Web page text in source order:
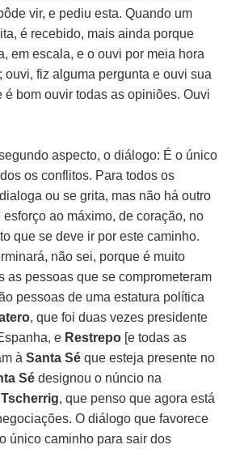
vir, e pediu esta. Quando um
é recebido, mais ainda porque
em escala, e o ouvi por meia hora
ouvi, fiz alguma pergunta e ouvi sua
é bom ouvir todas as opiniões. Ouvi
aspecto, o diálogo: É o único
os conflitos. Para todos os
ou se grita, mas não há outro
ao máximo, de coração, no
que se deve ir por este caminho.
não sei, porque é muito
as pessoas que se comprometeram
pessoas de uma estatura política
, que foi duas vezes presidente
e Restrepo [e todas as
àSanta Sé que esteja presente no
Sé designou o núncio na
Tscherrig, que penso que agora está
O diálogo que favorece
único caminho para sair dos